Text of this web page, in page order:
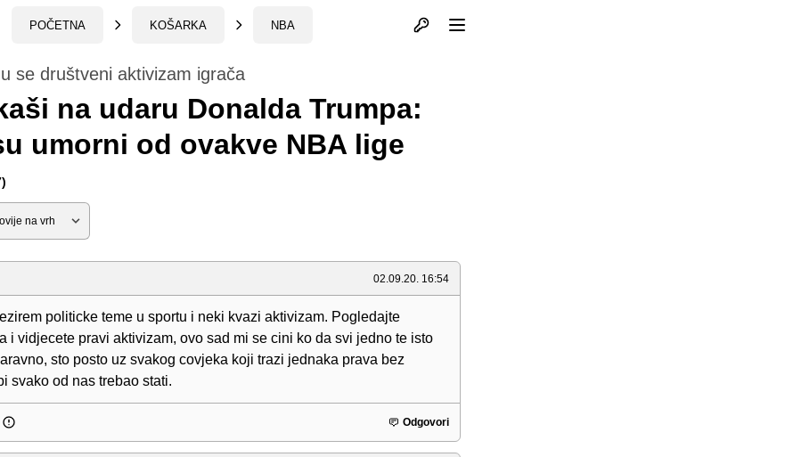
POČETNA KOŠARKA NBA Otvori profil
se društveni aktivizam igrača
na udaru Donalda Trumpa:
umorni od ovakve NBA lige
02.09.20. 16:54
politicke teme u sportu i neki kvazi aktivizam. Pogledajte
i vidjecete pravi aktivizam, ovo sad mi se cini ko da svi jedno te isto
sto posto uz svakog covjeka koji trazi jednaka prava bez
svako od nas trebao stati.
Odgovori